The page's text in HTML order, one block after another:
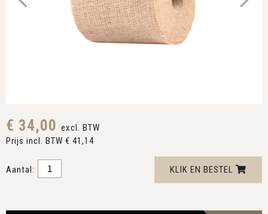
€ 34,00 excl. BTW
Prijs incl. BTW € 41,14
Aantal: KLIK EN BESTEL